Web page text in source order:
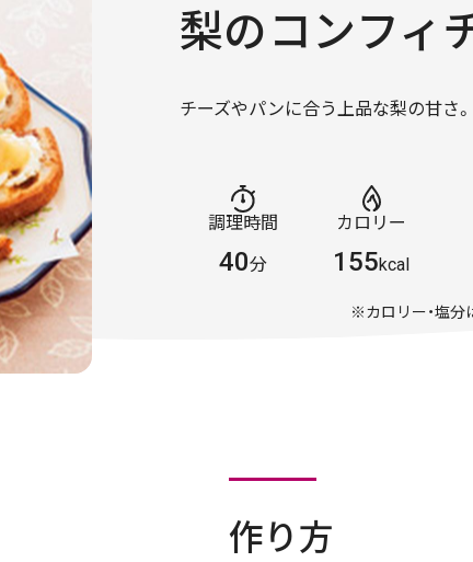
梨のコンフィ
チーズやパンに合う上品な梨の甘さ。
調理時間
40分
カロリー
155kcal
※カロリー・塩分
作り方